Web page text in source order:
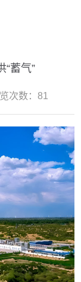
“蓄气”
次数： 81